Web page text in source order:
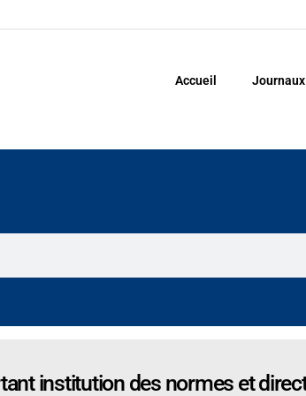
Accueil
institution des normes et